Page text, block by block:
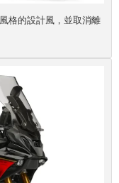
格的設計風，並取消離